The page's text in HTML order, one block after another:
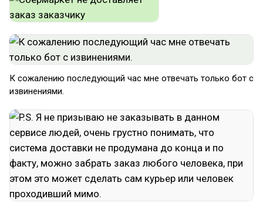
К сожалению последующий час мне отвечать только бот с
извинениями.